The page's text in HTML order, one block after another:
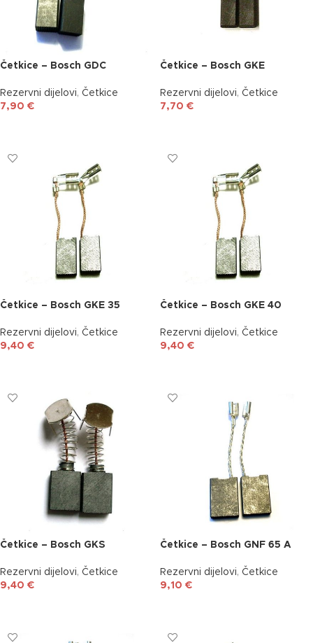
Četkice – Bosch GDC
Rezervni dijelovi, Četkice
7,90 €
Četkice – Bosch GKE
Rezervni dijelovi, Četkice
7,70 €
Četkice – Bosch GKE 35
Rezervni dijelovi, Četkice
9,40 €
Četkice – Bosch GKE 40
Rezervni dijelovi, Četkice
9,40 €
Četkice – Bosch GKS
Rezervni dijelovi, Četkice
9,40 €
Četkice – Bosch GNF 65 A
Rezervni dijelovi, Četkice
9,10 €